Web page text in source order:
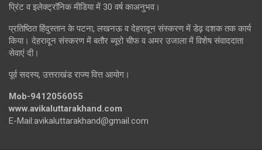
प्रिंट व इलेक्ट्रॉनिक मीडिया में 30 वर्ष काअनुभव।
प्रतिष्ठित हिंदुस्तान के पटना, लखनऊ व देहरादून संस्करण में डेढ़ दशक तक कार्य
किया। देहरादून संस्करण में बतौर ब्यूरो चीफ व अमर उजाला में विशेष संवाददाता
सेवाएं दी।
पूर्व सदस्य, उत्तराखंड राज्य वित्त आयोग।
Mob-9412056055
www.avikaluttarakhand.com
E-Mail:avikaluttarakhand@gmail.com